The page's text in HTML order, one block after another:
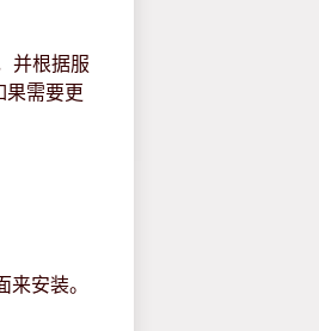
并根据服
果需要更
安装。